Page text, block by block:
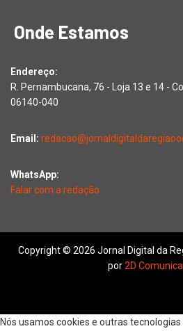
Onde Estamos
Endereço:
R. Pernambucana, 76 - Loja 13 e 14 -
06140-040
Email:
WhatsApp:
Falar com a redação
Copyright © 2026 Jornal Digital da
por2D
Nós usamos cookies e outras